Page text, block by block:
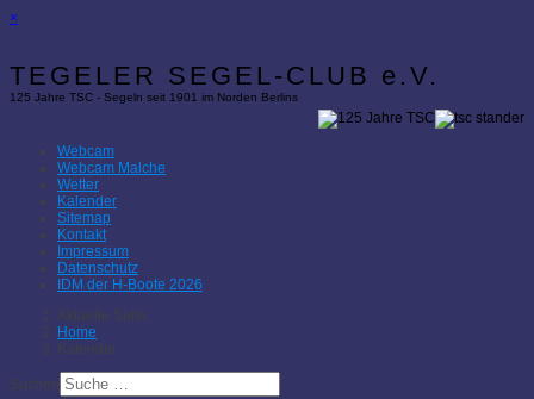
×
TEGELER SEGEL-CLUB e.V.
125 Jahre TSC - Segeln seit 1901 im Norden Berlins
Webcam
Webcam Malche
Wetter
Kalender
Sitemap
Kontakt
Impressum
Datenschutz
IDM der H-Boote 2026
Aktuelle Seite:
Home
Kalender
Suchen